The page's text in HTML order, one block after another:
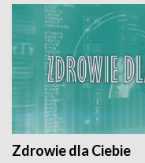
Zdrowie dla Ciebie